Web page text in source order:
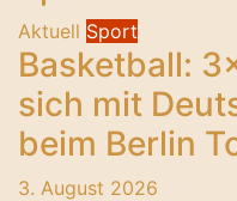
Aktuell Sport
Basketball:
sich mit
beim Berlin
3. August 2026